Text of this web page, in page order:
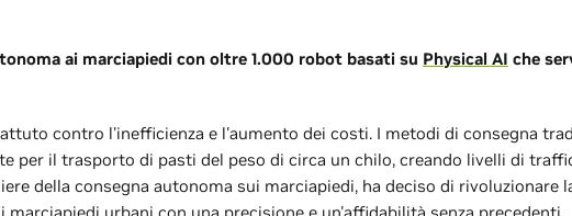
ai marciapiedi con oltre 1.000 robot basati su Physical AI che
contro l'inefficienza e l'aumento dei costi. I metodi di consegna
per il trasporto di pasti del peso di circa un chilo, creando livelli di
della consegna autonoma sui marciapiedi, ha deciso di rivoluzionare